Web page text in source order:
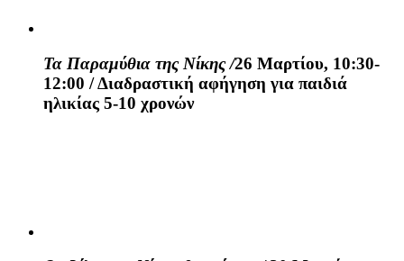
Τα Παραμύθια της Νίκης /26 Μαρτίου, 10:30-
12:00 / Διαδραστική αφήγηση για παιδιά
ηλικίας 5-10 χρονών